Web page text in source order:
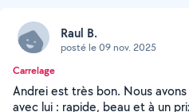
Raul B.
posté le 09 nov. 2025
Carrelage
Andrei est très bon. Nous
avec lui : rapide, beau et à un